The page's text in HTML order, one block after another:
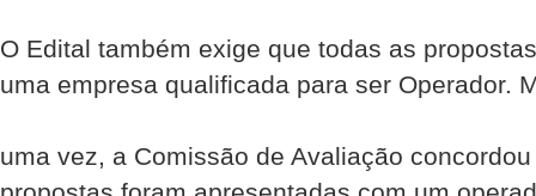
O Edital também exige que todas as
uma empresa qualificada para ser Operador.
uma vez, a Comissão de Avaliação